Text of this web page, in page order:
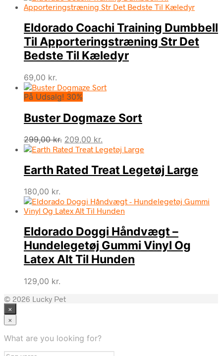
Eldorado Coachi Training Dumbbell
Til Apporteringstræning Str Det
Bedste Til Kæledyr
69,00 kr.
På Udsalg! 30%
Buster Dogmaze Sort
299,00kr. Den
oprindelige
var:
299,00 kr..
209,00 kr.
aktuelle
er:
209,00 kr..
Earth Rated Treat Legetøj Large
180,00 kr.
Eldorado Doggi Håndvægt –
Hundelegetøj Gummi Vinyl Og
Latex Alt Til Hunden
129,00 kr.
© 2026 Lucky Pet
×
×
What are you looking for?